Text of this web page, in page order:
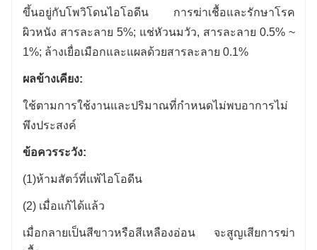
ขึ้นอยู่กับโพวิโดนไอโอดีน การฆ่าเชื้อและรักษาโรค
ผิวหนัง สารละลาย 5%; แช่หัวนมวัว, สารละลาย 0.5% ~
1%; ล้างเยื่อเมือกและแผลด้วยสารละลาย 0.1%
ผลข้างเคียง:
ใช้ตามการใช้งานและปริมาณที่กำหนดไม่พบอาการไม่
พึงประสงค์
ข้อควรระวัง:
(1)ห้ามสัตว์ที่แพ้ไอโอดีน
(2) เมื่อแก้ได้แล้ว
เมื่อกลายเป็นสีขาวหรือสีเหลืองอ่อน จะสูญเสียการฆ่า